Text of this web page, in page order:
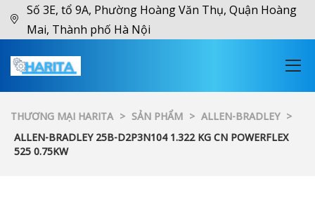
Số 3E, tổ 9A, Phường Hoàng Văn Thụ, Quận Hoàng
Mai, Thành phố Hà Nội
THƯƠNG MẠI HARITA > SẢN PHẨM > ALLEN-BRADLEY >
ALLEN-BRADLEY 25B-D2P3N104 1.322 KG CN POWERFLEX
525 0.75KW